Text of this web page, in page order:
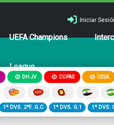
Iniciar
UEFA Champions
League
DH JV COPAS CESA
1ª DVS. 2ªF. G.C 1ª DVS. G.1 1ª DVS.